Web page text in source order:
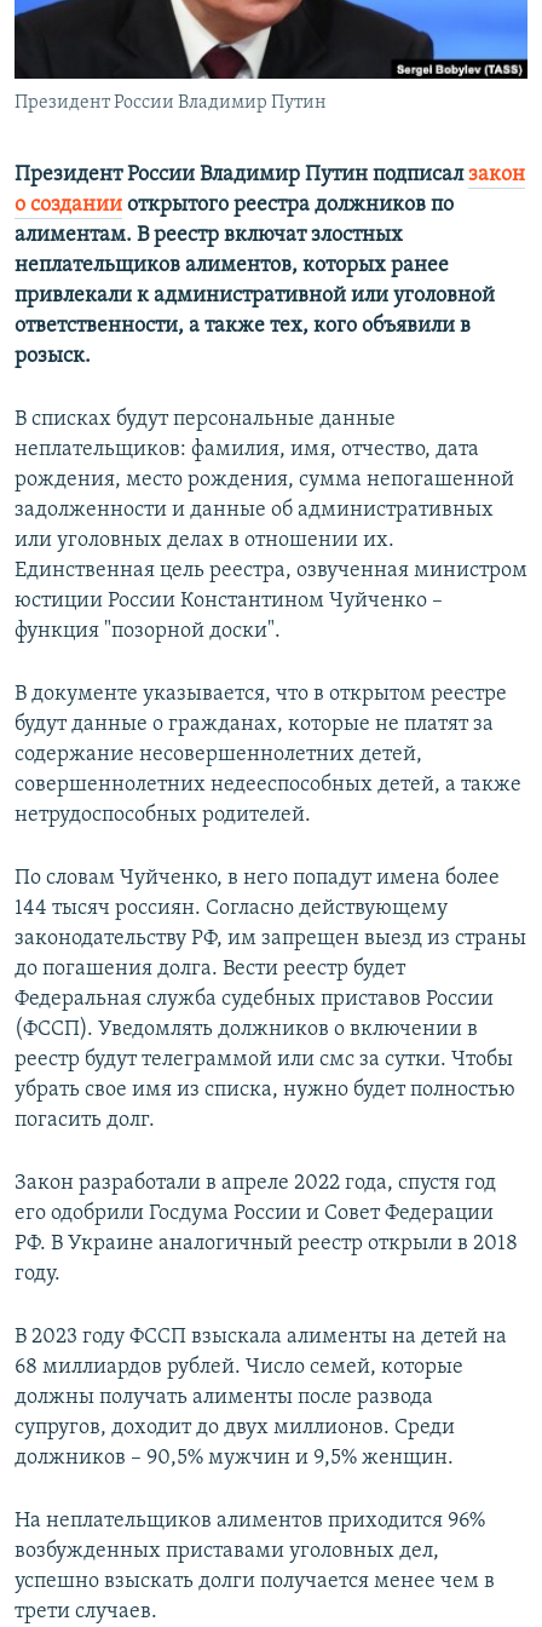
ПОБЕДИТЕЛЕЙ НЕ СУДЯТ?
КРЫМ.НЕПОКОРЕННЫЙ
ELIFBE
ПРИСОЕДИНЯЙТЕСЬ!
Все сайты RFE/RL
Президент России Владимир Путин
Президент России Владимир Путин подписалзакон
о создании открытого реестра должников по
алиментам. В реестр включат злостных
неплательщиков алиментов, которых ранее
привлекали к административной или уголовной
ответственности, а также тех, кого объявили в
розыск.
В списках будут персональные данные
неплательщиков: фамилия, имя, отчество, дата
рождения, место рождения, сумма непогашенной
задолженности и данные об административных
или уголовных делах в отношении их.
Единственная цель реестра, озвученная министром
юстиции России Константином Чуйченко –
функция "позорной доски".
В документе указывается, что в открытом реестре
будут данные о гражданах, которые не платят за
содержание несовершеннолетних детей,
совершеннолетних недееспособных детей, а также
нетрудоспособных родителей.
По словам Чуйченко, в него попадут имена более
144 тысяч россиян. Согласно действующему
законодательству РФ, им запрещен выезд из страны
до погашения долга. Вести реестр будет
Федеральная служба судебных приставов России
(ФССП). Уведомлять должников о включении в
реестр будут телеграммой или смс за сутки. Чтобы
убрать свое имя из списка, нужно будет полностью
погасить долг.
Закон разработали в апреле 2022 года, спустя год
его одобрили Госдума России и Совет Федерации
РФ. В Украине аналогичный реестр открыли в 2018
году.
В 2023 году ФССП взыскала алименты на детей на
68 миллиардов рублей. Число семей, которые
должны получать алименты после развода
супругов, доходит до двух миллионов. Среди
должников – 90,5% мужчин и 9,5% женщин.
На неплательщиков алиментов приходится 96%
возбужденных приставами уголовных дел,
успешно взыскать долги получается менее чем в
трети случаев.